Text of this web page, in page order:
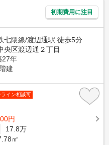
初期費用に注目
七隈線/渡辺通駅 徒歩5分
央区渡辺通２丁目
27年
建
イン相談可
円
17.8万
㎡